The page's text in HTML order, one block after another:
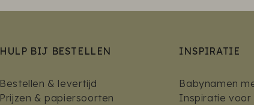
HULP BIJ BESTELLEN
Bestellen & levertijd
Prijzen & papiersoorten
INSPIRATIE
Babynamen
Inspiratie voor